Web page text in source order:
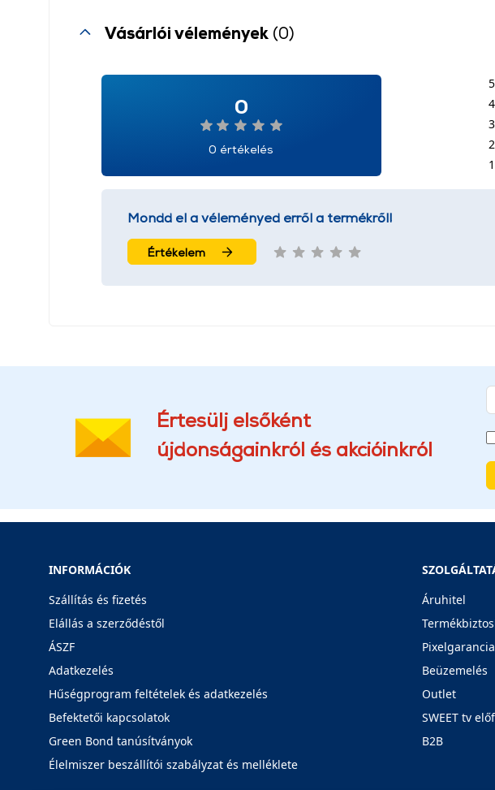
Vásárlói vélemények (0)
0
0 értékelés
Mondd el a véleményed erről a termékről!
Értékelem
Értesülj elsőként
újdonságainkról és akcióinkról
INFORMÁCIÓK
Szállítás és fizetés
Elállás a szerződéstől
ÁSZF
Adatkezelés
Hűségprogram feltételek és adatkezelés
Befektetői kapcsolatok
Green Bond tanúsítványok
Élelmiszer beszállítói szabályzat és melléklete
Áruhitel
Pixelgarancia
Beüzemelés
Outlet
SWEET tv
B2B